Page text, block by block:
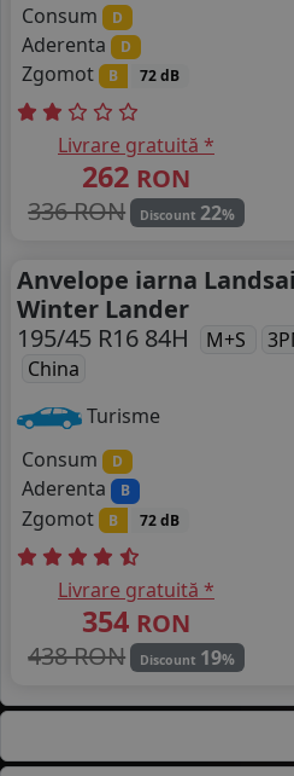
Consum
D
Aderenta D
Zgomot B 72 dB
Livrare gratuită *
262 RON
336 RON
Discount 22%
Anvelope iarna
Winter Lander
195/45 R16 84H
M+S
China
Turisme
Consum
D
Aderenta B
Zgomot B 72 dB
Livrare gratuită *
354 RON
438 RON
Discount 19%